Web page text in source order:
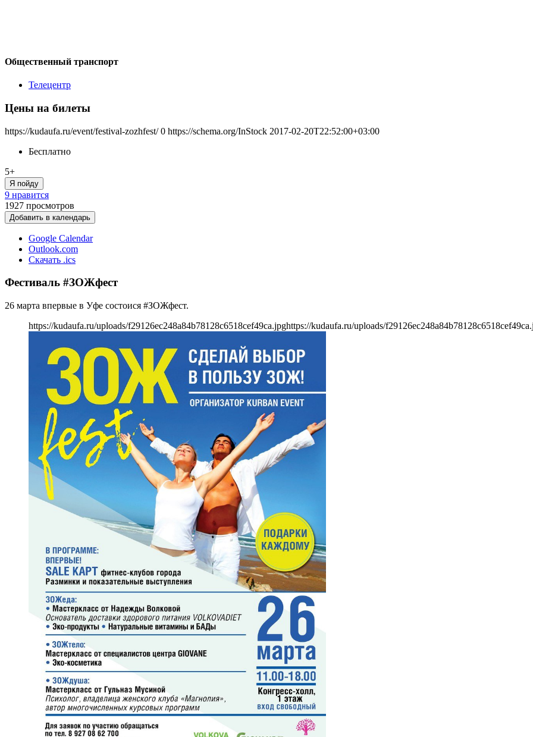
Общественный транспорт
Телецентр
Цены на билеты
https://kudaufa.ru/event/festival-zozhfest/ 0 https://schema.org/InStock 2017-02-20T22:52:00+03:00
Бесплатно
5+
Я пойду
9 нравится
1927 просмотров
Добавить в календарь
Google Calendar
Outlook.com
Скачать .ics
Фестиваль #ЗОЖфест
26 марта впервые в Уфе состоися #ЗОЖфест.
https://kudaufa.ru/uploads/f29126ec248a84b78128c6518cef49ca.jpghttps://kudaufa.ru/uploads/